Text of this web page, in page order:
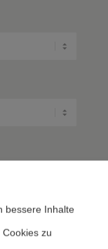
bessere Inhalte
zu